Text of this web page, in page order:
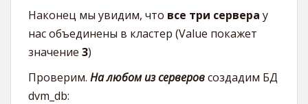
Наконец мы увидим, что все три сервера у
нас объединены в кластер (Value покажет
значение 3)
Проверим. На любом из серверовсоздадим БД
dvm_db: